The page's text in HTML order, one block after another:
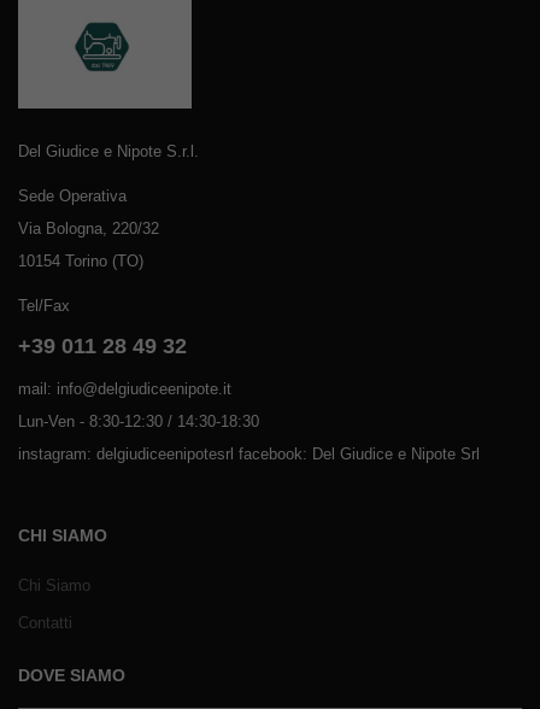
Del Giudice e Nipote S.r.l.
Sede Operativa
Via Bologna, 220/32
10154 Torino (TO)
Tel/Fax
+39 011 28 49 32
mail: info@delgiudiceenipote.it
Lun-Ven - 8:30-12:30 / 14:30-18:30
instagram: delgiudiceenipotesrl facebook: Del Giudice e Nipote Srl
CHI SIAMO
Chi Siamo
Contatti
DOVE SIAMO